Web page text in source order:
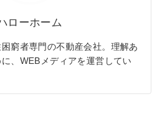
ローホーム
窮者専門の不動産会社。理解あ
、WEBメディアを運営してい